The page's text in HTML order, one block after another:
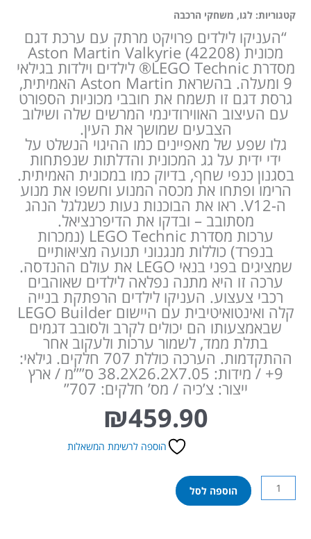
קטגוריות: לגו, משחקי הרכבה
“העניקו לילדים פרויקט מרתק עם ערכת דגם
מכונית Aston Martin Valkyrie (42208)
מסדרת LEGO Technic® לילדים וילדות בגילאי
9 ומעלה. בהשראת Aston Martin האמיתית,
גרסת דגם זו תשמח את חובבי מכוניות הספורט
עם העיצוב האווירודינמי המרשים שלה ושילוב
הצבעים שמושך את העין.
גלו שפע של מאפיינים כמו ההיגוי הנשלט על
ידי ידית על גג המכונית והדלתות שנפתחות
בסגנון כנפי שחף, בדיוק כמו במכונית האמיתית.
הרימו ופתחו את מכסה המנוע וחשפו את מנוע
ה-V12. ראו את הבוכנות נעות כשגלגל הנהג
מסתובב – ובדקו את הדיפרנציאל.
ערכות מסדרת LEGO Technic (נמכרות
בנפרד) כוללות מנגנוני תנועה מציאותיים
שמציגים בפני בנאי LEGO את עולם ההנדסה.
ערכה זו היא מתנה נפלאה לילדים שאוהבים
רכבי צעצוע. העניקו לילדים הרפתקת בנייה
קלה ואינטואיטיבית עם היישום LEGO Builder
שבאמצעותו הם יכולים לקרב ולסובב דגמים
בתלת ממד, לשמור ערכות ולעקוב אחר
ההתקדמות. הערכה כוללת 707 חלקים. גילאי:
9+ / מידות: 38.2X26.2X7.05 ס””מ / ארץ
ייצור: צ’כיה / מס’ חלקים: 707”
₪459.90
הוספה לרשימת המשאלות
כמות
של
הוספה לסל